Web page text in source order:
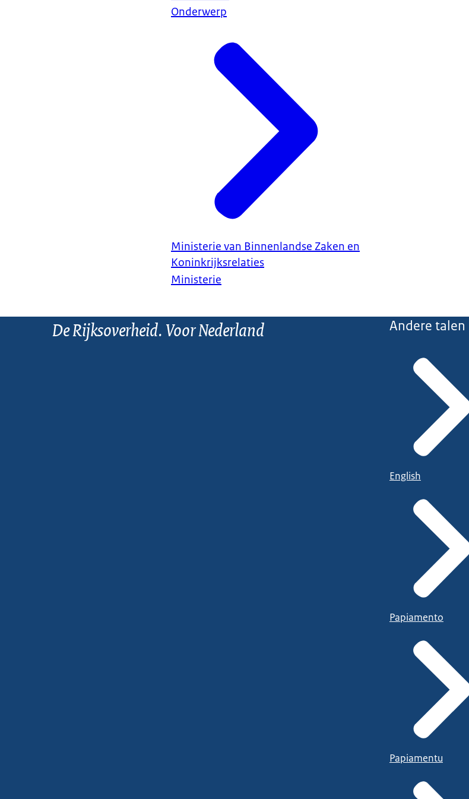
Onderwerp
Ministerie van Binnenlandse Zaken en
Koninkrijksrelaties
Ministerie
De Rijksoverheid. Voor Nederland Andere talen
English
Papiamento
Papiamentu